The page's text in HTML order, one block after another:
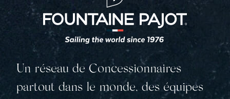
Fountaine Pajot
Un réseau de Concessionnaires
partout dans le monde, des équipes